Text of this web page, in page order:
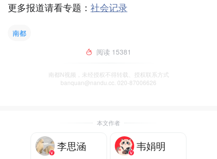
更多报道请看专题： 社会记录
南都
阅读 15381
南都N视频，未经授权不得转载、授权联系方式
banquan@nandu.cc. 020-87006626
本文作者
李思涵 韦娟明